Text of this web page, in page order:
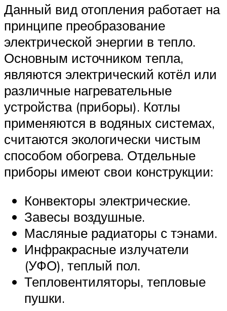
Данный вид отопления работает на
принципе преобразование
электрической энергии в тепло.
Основным источником тепла,
являются электрический котёл или
различные нагревательные
устройства (приборы). Котлы
применяются в водяных системах,
считаются экологически чистым
способом обогрева. Отдельные
приборы имеют свои конструкции:
Конвекторы электрические.
Завесы воздушные.
Масляные радиаторы с тэнами.
Инфракрасные излучатели
(УФО), теплый пол.
Тепловентиляторы, тепловые
пушки.